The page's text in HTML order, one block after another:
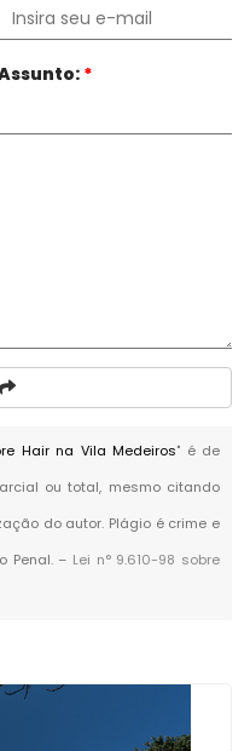
*
Hair na Vila Medeiros" é de
ou total, mesmo citando
do autor. Plágio é crime e
Penal. – Lei n° 9.610-98 sobre